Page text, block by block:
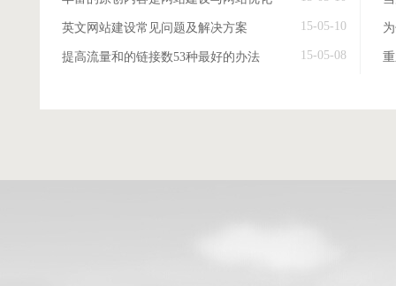
英文网站建设常见问题及解决方案 15-05-10
提高流量和的链接数53种最好的办法 15-05-08